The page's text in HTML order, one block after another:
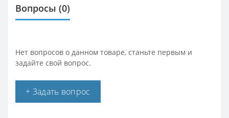
Вопросы (0)
Нет вопросов о данном товаре, станьте первым и
задайте свой вопрос.
+ Задать вопрос